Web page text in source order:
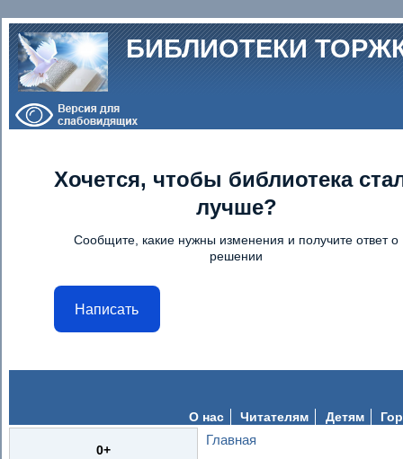
Перейти к основному содержанию
БИБЛИОТЕКИ
Хочется, чтобы библиотека
лучше?
Сообщите, какие нужны изменения и получите ответ о
решении
Написать
О нас Читателям Детям
0+ Вы здесь
Главная